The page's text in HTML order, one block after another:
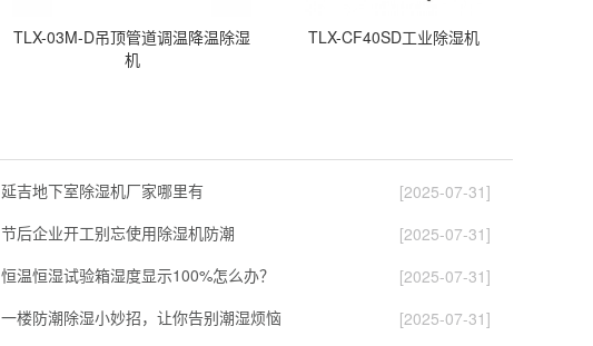
TLX-03M-D吊顶管道调温降温除湿
机
TLX-CF40SD工业除湿机
延吉地下室除湿机厂家哪里有
[2025-07-31]
节后企业开工别忘使用除湿机防潮
[2025-07-31]
恒温恒湿试验箱湿度显示100%怎么办？
[2025-07-31]
一楼防潮除湿小妙招，让你告别潮湿烦恼
[2025-07-31]